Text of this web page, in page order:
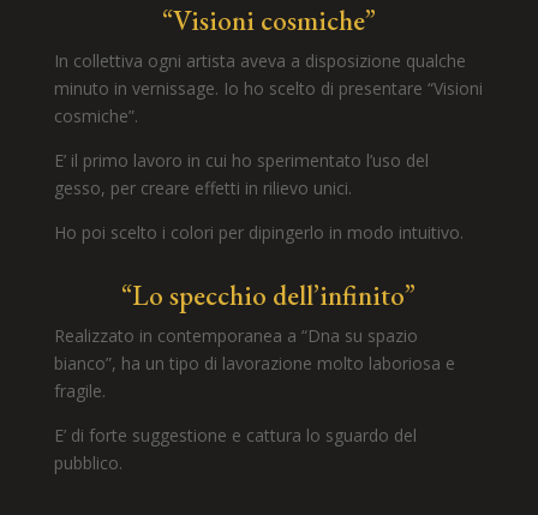
“Visioni cosmiche”
In collettiva ogni artista aveva a disposizione qualche
minuto in vernissage. Io ho scelto di presentare “Visioni
cosmiche”.
E’ il primo lavoro in cui ho sperimentato l’uso del
gesso, per creare effetti in rilievo unici.
Ho poi scelto i colori per dipingerlo in modo intuitivo.
“Lo specchio dell’infinito”
Realizzato in contemporanea a “Dna su spazio
bianco”, ha un tipo di lavorazione molto laboriosa e
fragile.
E’ di forte suggestione e cattura lo sguardo del
pubblico.